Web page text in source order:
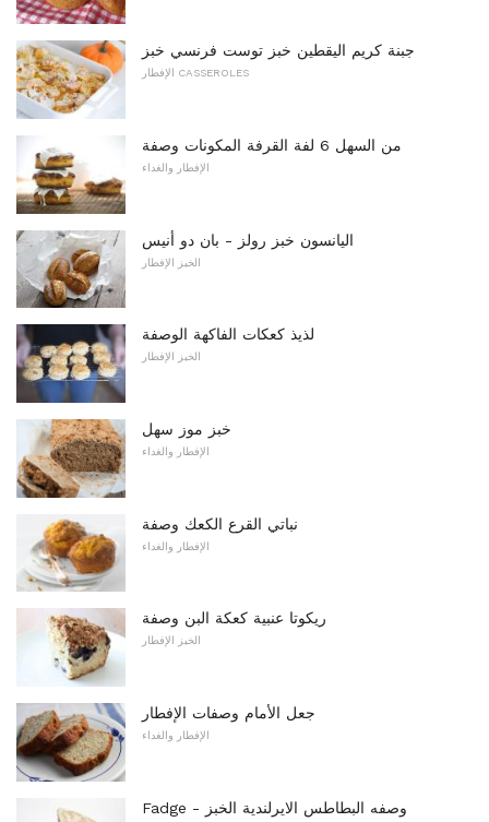
جبنة كريم اليقطين خبز توست فرنسي خبز
الإفطار CASSEROLES
من السهل 6 لفة القرفة المكونات وصفة
الإفطار والغداء
اليانسون خبز رولز - بان دو أنيس
الخبز الإفطار
لذيذ كعكات الفاكهة الوصفة
الخبز الإفطار
خبز موز سهل
الإفطار والغداء
نباتي القرع الكعك وصفة
الإفطار والغداء
ريكوتا عنبية كعكة البن وصفة
الخبز الإفطار
جعل الأمام وصفات الإفطار
الإفطار والغداء
Fadge - وصفه البطاطس الايرلندية الخبز